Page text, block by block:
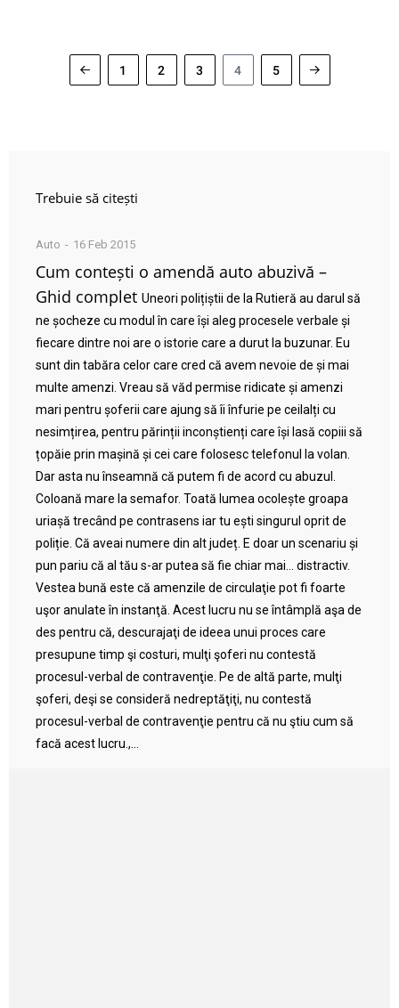
1 2 3 4 5
Trebuie să citești
Auto 16 Feb 2015
Cum contești o amendă auto abuzivă –
Ghid complet Uneori polițiștii de la Rutieră au darul să
ne șocheze cu modul în care își aleg procesele verbale și
fiecare dintre noi are o istorie care a durut la buzunar. Eu
sunt din tabăra celor care cred că avem nevoie de și mai
multe amenzi. Vreau să văd permise ridicate și amenzi
mari pentru șoferii care ajung să îi înfurie pe ceilalți cu
nesimțirea, pentru părinții inconștienți care își lasă copiii să
țopăie prin mașină și cei care folosesc telefonul la volan.
Dar asta nu înseamnă că putem fi de acord cu abuzul.
Coloană mare la semafor. Toată lumea ocolește groapa
uriașă trecând pe contrasens iar tu ești singurul oprit de
poliție. Că aveai numere din alt județ. E doar un scenariu și
pun pariu că al tău s-ar putea să fie chiar mai… distractiv.
Vestea bună este că amenzile de circulaţie pot fi foarte
uşor anulate în instanţă. Acest lucru nu se întâmplă aşa de
des pentru că, descurajaţi de ideea unui proces care
presupune timp şi costuri, mulţi şoferi nu contestă
procesul-verbal de contravenţie. Pe de altă parte, mulţi
şoferi, deşi se consideră nedreptăţiţi, nu contestă
procesul-verbal de contravenţie pentru că nu ştiu cum să
facă acest lucru.,...